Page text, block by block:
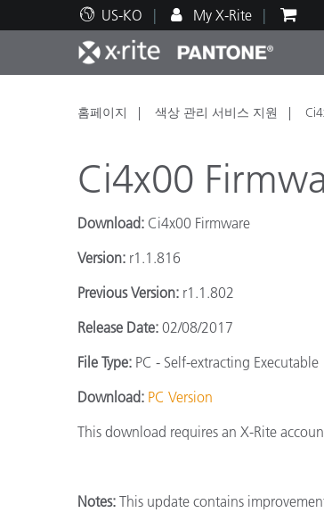
US-KO My X-Rite
주요 제품
인쇄 및 패키징
자동차
플라스틱
기술 지원
교육 리소스
홈페이지 색상 관리 서비스 지원
Ci4x00
Download: Ci4x00 Firmware
Version: r1.1.816
Previous Version: r1.1.802
Release Date: 02/08/2017
File Type: PC - Self-extracting Executable
Download: PC Version
This download requires an X-Rite
Notes: This update contains